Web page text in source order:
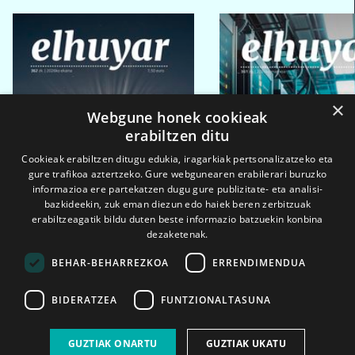
2026ko eka. 1a 2026ko mar. 1a
×
Webgune honek cookieak
erabiltzen ditu
Cookieak erabiltzen ditugu edukia, iragarkiak pertsonalizatzeko eta
gure trafikoa aztertzeko. Gure webgunearen erabilerari buruzko
informazioa ere partekatzen dugu gure publizitate- eta analisi-
bazkideekin, zuk eman diezun edo haiek beren zerbitzuak
erabiltzeagatik bildu duten beste informazio batzuekin konbina
dezaketenak.
BEHAR-BEHARREZKOA ERRENDIMENDUA
BIDERATZEA FUNTZIONALTASUNA
GUZTIAK ONARTU GUZTIAK UKATU